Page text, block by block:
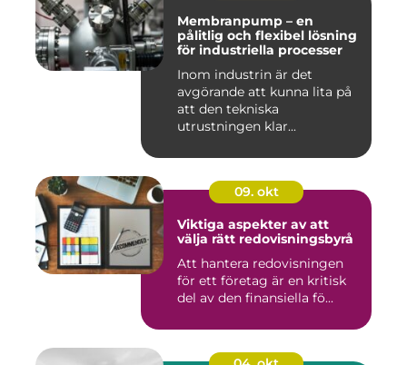
Membranpump – en
pålitlig och flexibel lösning
för industriella processer
Inom industrin är det
avgörande att kunna lita på
att den tekniska
utrustningen klar...
09. okt
Viktiga aspekter av att
välja rätt redovisningsbyrå
Att hantera redovisningen
för ett företag är en kritisk
del av den finansiella fö...